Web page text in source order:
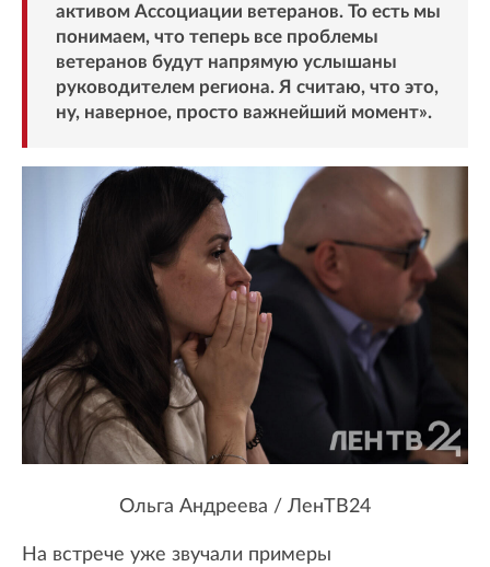
активом Ассоциации ветеранов. То есть мы
понимаем, что теперь все проблемы
ветеранов будут напрямую услышаны
руководителем региона. Я считаю, что это,
ну, наверное, просто важнейший момент».
Ольга Андреева / ЛенТВ24
На встрече уже звучали примеры